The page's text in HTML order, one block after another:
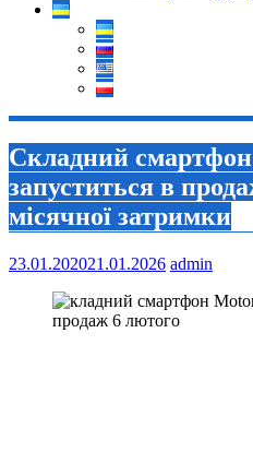
Складний
запуститься в
місячної затримки
23.01.202021.01.2026 admin